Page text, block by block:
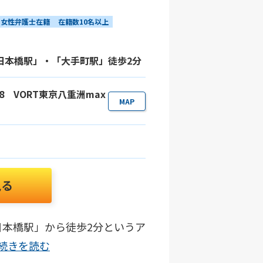
女性弁護士在籍 在籍数10名以上
橋駅」・「大手町駅」徒歩2分
VORT東京八重洲max MAP
橋駅」から徒歩2分というア
きを読む